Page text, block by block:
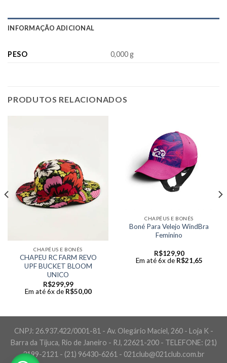
INFORMAÇÃO ADICIONAL
PESO 0,000 g
PRODUTOS RELACIONADOS
CHAPÉUS E BONÉS
CHAPEU RC FARM REVO
UPF BUCKET BLOOM
UNICO
R$299,99
Em até 6x de R$50,00
CHAPÉUS E BONÉS
Boné Para Velejo WindBra
Feminino
R$129,90
Em até 6x de R$21,65
CNPJ: 26.937.422/0001-81 - Av. Olegário Maciel, 260 - Loja K -
Barra da Tijuca, Rio de Janeiro - RJ, 22621-200 - TELEFONE: (21)
3199-2121 - (21) 96430-6261 - 021club@021club.com.br